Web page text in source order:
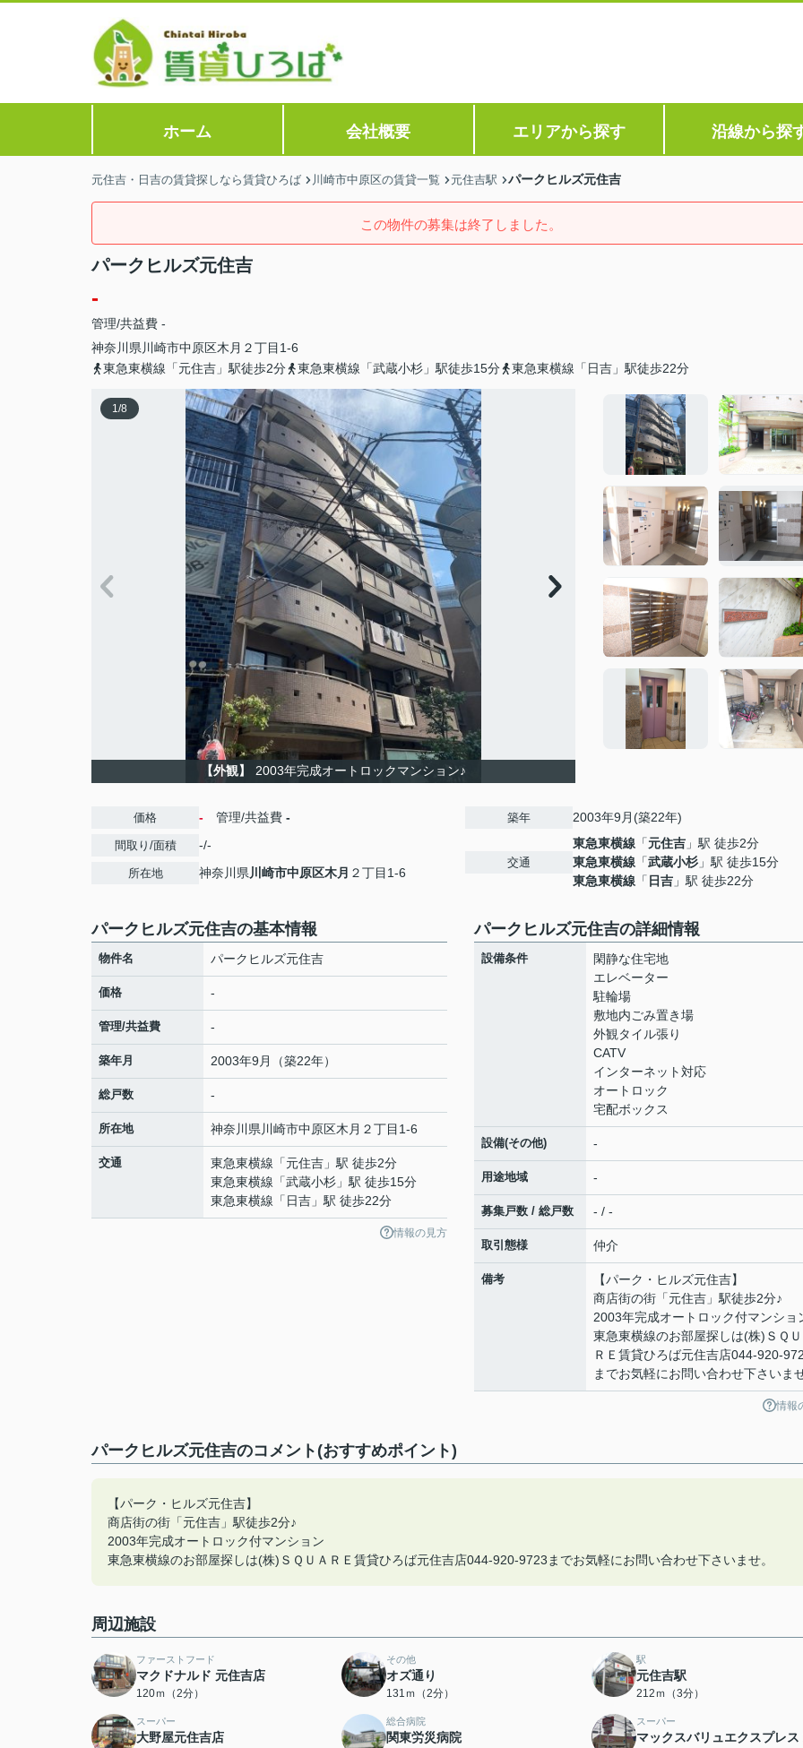
ホーム 会社概要 エリアから探す 沿線から探
元住吉・日吉の賃貸探しなら賃貸ひろば 川崎市中原区の賃貸一覧 元住吉駅 パークヒルズ元住吉
この物件の募集は終了しました。
パークヒルズ元住吉
-
管理/共益費 -
神奈川県 川崎市中原区木月 ２丁目1-6
東急東横線「元住吉」駅徒歩2分
東急東横線「武蔵小杉」駅徒歩15分 東急東横線「日吉」駅徒歩22分
1/8
【外観】 2003年完成オートロックマンション♪
価格 - 管理/共益費 -
間取り/面積 -/-
所在地 神奈川県川崎市中原区木月 ２丁目1-6
築年 2003年9月(築22年)
交通
東急東横線 「元住吉 」駅 徒歩2分
東急東横線 「武蔵小杉 」駅 徒歩15分
東急東横線 「 日吉 」駅 徒歩22分
パークヒルズ元住吉の基本情報
物件名 パークヒルズ元住吉
価格 -
管理/共益費 -
築年月 2003年9月（築22年）
総戸数 -
所在地 神奈川県 川崎市中原区木月 ２丁目1-6
交通 東急東横線 「元住吉 」駅 徒歩2分
東急東横線 「武蔵小杉 」駅 徒歩15分
東急東横線 「 日吉 」駅 徒歩22分
情報の見方
パークヒルズ元住吉の詳細情報
設備条件
閑静な住宅地
エレベーター
駐輪場
敷地内ごみ置き場
外観タイル張り
CATV
インターネット対応
オートロック
宅配ボックス
設備(その他) -
用途地域 -
募集戸数 / 総戸数 - / -
取引態様 仲介
備考
【パーク・ヒルズ元住吉】
商店街の街「元住吉」駅徒歩2分♪
2003年完成オートロック付マンショ
東急東横線のお部屋探しは(株)ＳＱＵ
ＲＥ賃貸ひろば元住吉店044-920-
までお気軽にお問い合わせ下さいませ
情報
パークヒルズ元住吉のコメント(おすすめポイント)
【パーク・ヒルズ元住吉】
商店街の街「元住吉」駅徒歩2分♪
2003年完成オートロック付マンション
東急東横線のお部屋探しは(株)ＳＱＵＡＲＥ賃貸ひろば元住吉店044-920-9723までお気軽にお問い合わせ下さいませ。
周辺施設
ファーストフード
マクドナルド 元住吉店
120ｍ（2分）
その他
オズ通り
131ｍ（2分）
駅
元住吉駅
212ｍ（3分）
スーパー
大野屋元住吉店
総合病院
関東労災病院
スーパー
マックスバリュエクスプレス